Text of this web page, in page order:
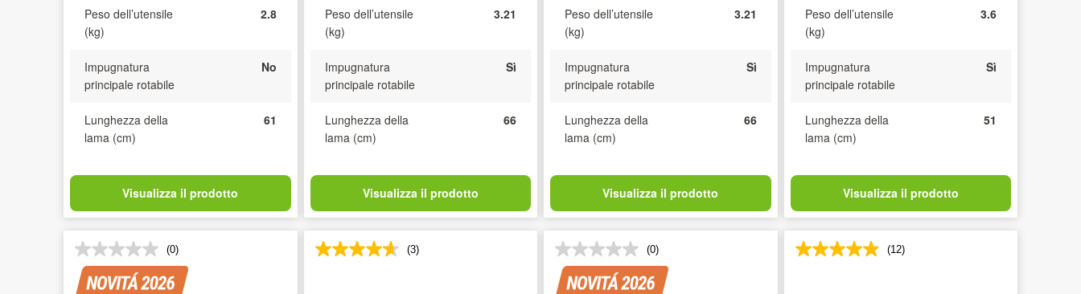
Peso dell’utensile
(kg)
2.8
Impugnatura
principale rotabile
No
Lunghezza della
lama (cm)
61
Visualizza il prodotto
Peso dell’utensile
(kg)
3.21
Impugnatura
principale rotabile
Sì
Lunghezza della
lama (cm)
66
Visualizza il prodotto
Peso dell’utensile
(kg)
3.21
Impugnatura
principale rotabile
Sì
Lunghezza della
lama (cm)
66
Visualizza il prodotto
Peso dell’utensile
(kg)
3.6
Impugnatura
principale rotabile
Sì
Lunghezza della
lama (cm)
51
Visualizza il prodotto
(0) (3) (0) (12)